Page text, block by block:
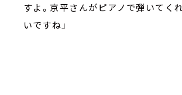
すよ。京平さんがピアノで弾いてく
いですね」